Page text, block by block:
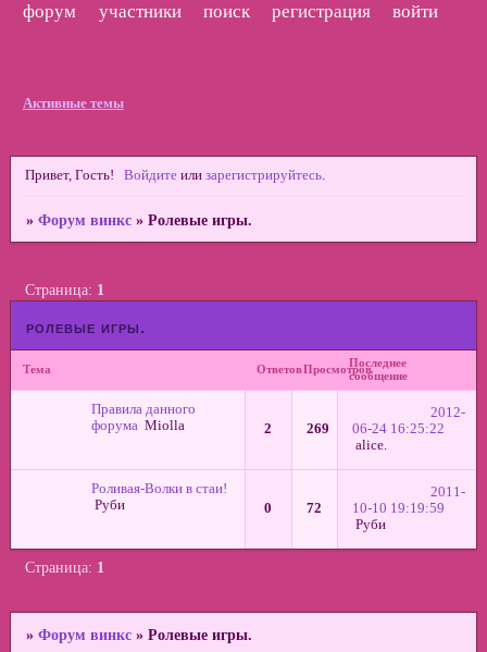
форум участники поиск регистрация войти
Активные темы
Привет, Гость! Войдите илизарегистрируйтесь.
» Форум винкс » Ролевые игры.
ролевые игры.
Страница: 1
Тема ОтветовПросмотровПоследнее
сообщение
Правила данного
форума Miolla 2 269
2012-
06-24 16:25:22
alice.
Роливая-Волки в стаи!
Руби
0 72
2011-
10-10 19:19:59
Руби
Страница: 1
» Форум винкс » Ролевые игры.